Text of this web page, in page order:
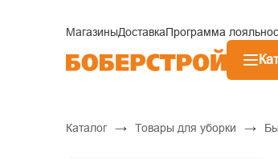
МагазиныДоставкаПрограмма
Каталог → Товары для уборки →